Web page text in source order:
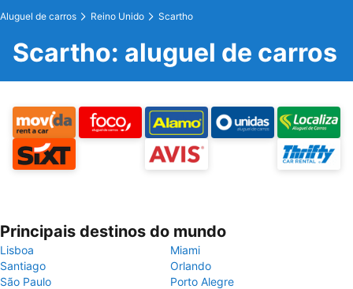
Aluguel de carros Reino Unido Scartho
Scartho: aluguel de carros
Principais destinos do mundo
Lisboa
Miami
Santiago
Orlando
São Paulo
Porto Alegre